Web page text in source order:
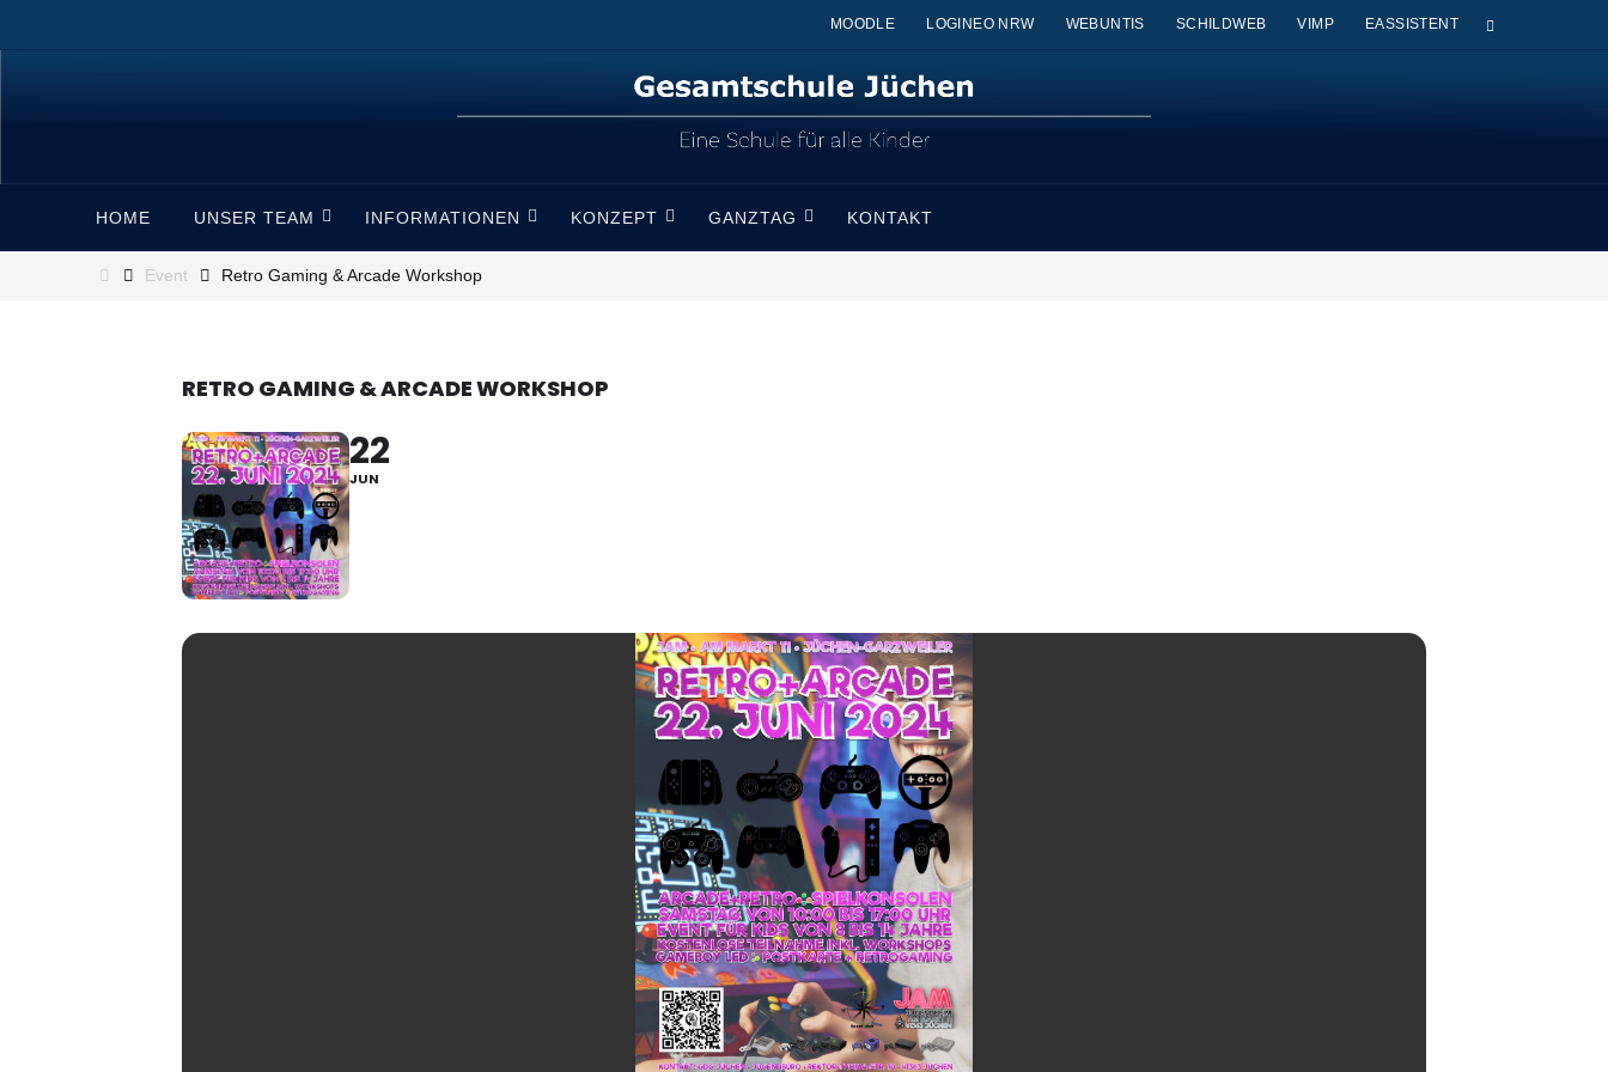
Inhalt
MOODLE LOGINEO NRW WEBUNTIS SCHILDWEB VIMP EASSISTENT
springen
HOME UNSER TEAM INFORMATIONEN KONZEPT GANZTAG KONTAKT
StartEvent Retro Gaming & Arcade Workshop
RETRO GAMING & ARCADE WORKSHOP
22
JUN